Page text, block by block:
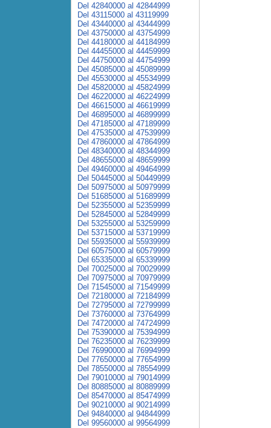
Del 42840000 al 42844999
Del 43115000 al 43119999
Del 43440000 al 43444999
Del 43750000 al 43754999
Del 44180000 al 44184999
Del 44455000 al 44459999
Del 44750000 al 44754999
Del 45085000 al 45089999
Del 45530000 al 45534999
Del 45820000 al 45824999
Del 46220000 al 46224999
Del 46615000 al 46619999
Del 46895000 al 46899999
Del 47185000 al 47189999
Del 47535000 al 47539999
Del 47860000 al 47864999
Del 48340000 al 48344999
Del 48655000 al 48659999
Del 49460000 al 49464999
Del 50445000 al 50449999
Del 50975000 al 50979999
Del 51685000 al 51689999
Del 52355000 al 52359999
Del 52845000 al 52849999
Del 53255000 al 53259999
Del 53715000 al 53719999
Del 55935000 al 55939999
Del 60575000 al 60579999
Del 65335000 al 65339999
Del 70025000 al 70029999
Del 70975000 al 70979999
Del 71545000 al 71549999
Del 72180000 al 72184999
Del 72795000 al 72799999
Del 73760000 al 73764999
Del 74720000 al 74724999
Del 75390000 al 75394999
Del 76235000 al 76239999
Del 76990000 al 76994999
Del 77650000 al 77654999
Del 78550000 al 78554999
Del 79010000 al 79014999
Del 80885000 al 80889999
Del 85470000 al 85474999
Del 90210000 al 90214999
Del 94840000 al 94844999
Del 99560000 al 99564999